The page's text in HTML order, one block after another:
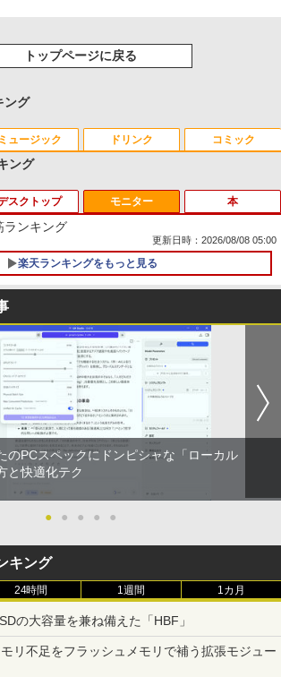
トップページに戻る
ング
Anker Soundcore P40i オフホワイト
￥7,990
￥5,990
Anker Soundcore Liberty 5 ミッドナイトブ
ラック
￥14,990
【2026年アップグレード版】AOKIMI ワイヤ
レスイヤホン bluetooth イヤホン V12 小型
軽量 ブルートゥースHi-Fi 最大36時間再生 ぶ
るーとゅーす コードレス ENCノイズキャン
セリング 自動ペアリング Type-C充電 マイク
付き 防水 タッチ式音量調整 スポーツ/通勤/通
学/WEB会議 6.0(オフホワイト)
ミュージック
BRUCE WAYNE feat. Flo Milli, ATL Jacob
[Explicit]
￥250
[Explicit]
￥250
On My Road (Stadium ver.)
￥250
On My Road (Stadium ver.)
BUGS LIFE
ドリンク
【Amazon.co.jp限定】 い・ろ・は・す 2L P
ET ラベルレス ×8本
￥1,112
富士山の天然水 バナジウム含有 水 ミネラル
ウォーター ペットボトル 静岡県産 500ミリリ
ットル (Smart Basic)
￥1,380
by Amazon 天然水ラベルレス 2L×9本
￥1,117
by Amazon 炭酸水 ラベルレス 500ml ×24本
強炭酸水 ペットボトル 500ミリリットル (Sm
art Basic)
￥1,625
コミック
薬屋のひとりごと 17巻 (デジタル版ビッグガ
ンガンコミックス)
￥770
エース)
￥832
ONE PIECE モノクロ版 115 (ジャンプコミッ
クスDIGITAL)
￥594
HUNTER×HUNTER モノクロ版 39 (ジャンプ
コミックスDIGITAL)
￥572
スーパーの裏でヤニ吸うふたり 9巻 (デジタル
ング
スクトップ モニター
ランキング
更新日時：2026/08/08 05:00
楽天ランキングをもっと見る
本
数学 大学入試問題解答集 2026 国公立大
編
￥5,665
町人Aは悪役令嬢をどうしても救いた
店共通特典イラスト付】 【電子書籍】[
目黒三吉 ]
￥726
辺境の貧乏伯爵に嫁ぐことになったので
領地改革に励みます〜the letter from Bo
ule〜 5【電子書店共通特典イラスト
付】 【電子書籍】[ 深山じお ]
のPCスペックにドンピシャな「ローカル
と快適化テク
● ● ● ● ●
キング
24時間 1週間 1カ月
の大容量を兼ね備えた「HBF」
リ不足をフラッシュメモリで補う拡張モジュー